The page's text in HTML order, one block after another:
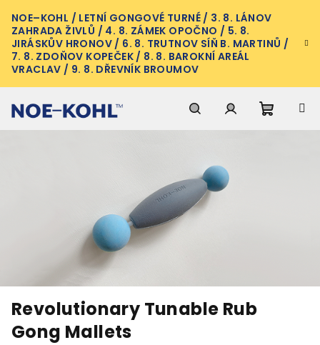
na
obsah
NOE–KOHL / LETNÍ GONGOVÉ TURNÉ / 3. 8. LÁNOV
ZAHRADA ŽIVLŮ / 4. 8. ZÁMEK OPOČNO / 5. 8.
JIRÁSKŮV HRONOV / 6. 8. TRUTNOV SÍŇ B. MARTINŮ /
7. 8. ZDOŇOV KOPEČEK / 8. 8. BAROKNÍ AREÁL
VRACLAV / 9. 8. DŘEVNÍK BROUMOV
HledatPřihlášení
Revolutionary Tunable Rub
Gong Mallets